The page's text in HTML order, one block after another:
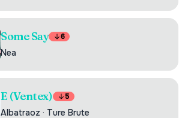
Some Say 6
Nea
E (Ventex) 5
Albatraoz · Ture Brute